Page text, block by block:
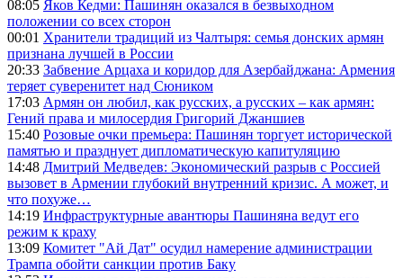
08:05 Яков Кедми: Пашинян оказался в безвыходном
положении со всех сторон
00:01 Хранители традиций из Чалтыря: семья донских армян
признана лучшей в России
20:33 Забвение Арцаха и коридор для Азербайджана: Армения
теряет суверенитет над Сюником
17:03 Армян он любил, как русских, а русских – как армян:
Гений права и милосердия Григорий Джаншиев
15:40 Розовые очки премьера: Пашинян торгует исторической
памятью и празднует дипломатическую капитуляцию
14:48 Дмитрий Медведев: Экономический разрыв с Россией
вызовет в Армении глубокий внутренний кризис. А может, и
что похуже…
14:19 Инфраструктурные авантюры Пашиняна ведут его
режим к краху
13:09 Комитет "Ай Дат" осудил намерение администрации
Трампа обойти санкции против Баку